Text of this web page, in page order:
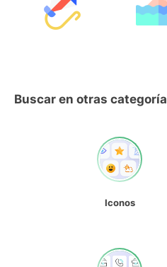
Buscar en otras
Iconos